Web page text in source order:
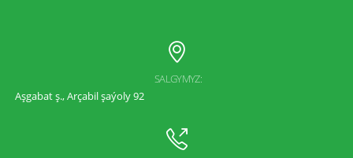
SALGYMYZ:
Aşgabat ş., Arçabil şaýoly 92